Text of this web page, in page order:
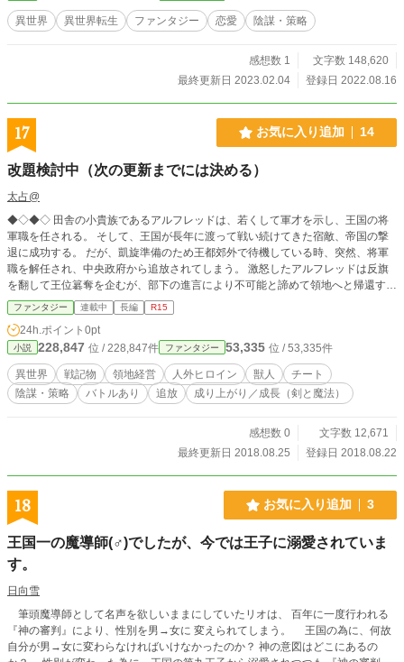
異世界 異世界転生 ファンタジー 恋愛 陰謀・策略
感想数 1
文字数 148,620
最終更新日 2023.02.04
登録日 2022.08.16
17 お気に入り追加 14
改題検討中（次の更新までには決める）
太占@
◆◇◆◇ 田舎の小貴族であるアルフレッドは、若くして軍才を示し、王国の将
軍職を任される。 そして、王国が長年に渡って戦い続けてきた宿敵、帝国の撃
退に成功する。 だが、凱旋準備のため王都郊外で待機している時、突然、将軍
職を解任され、中央政府から追放されてしまう。 激怒したアルフレッドは反旗
を翻して王位簒奪を企むが、部下の進言により不可能と諦めて領地へと帰還す
る。 領地を発展させ、周辺領主を吸収し、外国の支援を取り付け、いつの日か
雪辱を拭うために奮闘する物語。 ……副官が。 ────────── アルフレッド
には、優秀な副官がいた。 知略に富み、学に優れ、武勇もある。 だが、その素
性は不明。 雪辱の日の数年前、ある戦場でその活躍を見たアルフレッドに雇わ
れるが、それ以前の経歴をほとんど語らない。 ただ、己の復権を目指している
らしいが……。 （別タイトルでなろうに掲載中）
ファンタジー 連載中 長編 R15
24h.ポイント 0pt
小説 228,847 位 / 228,847件 ファンタジー 53,335 位 / 53,335件
異世界 戦記物 領地経営 人外ヒロイン 獣人
チート
陰謀・策略
バトルあり 追放 成り上がり／成長（剣と魔法）
感想数 0
文字数 12,671
最終更新日 2018.08.25
登録日 2018.08.22
18 お気に入り追加 3
王国一の魔導師(♂)でしたが、今では王子に溺愛されていま
す。
日向雪
筆頭魔導師として名声を欲しいままにしていたリオは、 百年に一度行われる
『神の審判』により、性別を男→女に 変えられてしまう。 王国の為に、何故
自分が男→女に変わらなければいけなかったのか？ 神の意図はどこにあるの